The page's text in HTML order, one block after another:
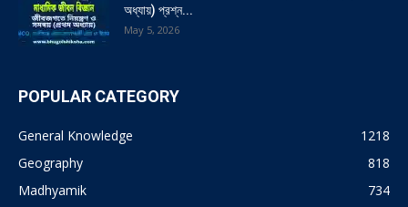
অধ্যায়) প্রশ্ন...
May 5, 2026
POPULAR CATEGORY
General Knowledge
1218
Geography
818
Madhyamik
734